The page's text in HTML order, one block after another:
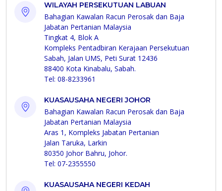
WILAYAH PERSEKUTUAN LABUAN
Bahagian Kawalan Racun Perosak dan Baja
Jabatan Pertanian Malaysia
Tingkat 4, Blok A
Kompleks Pentadbiran Kerajaan Persekutuan
Sabah, Jalan UMS, Peti Surat 12436
88400 Kota Kinabalu, Sabah.
Tel: 08-8233961
KUASAUSAHA NEGERI JOHOR
Bahagian Kawalan Racun Perosak dan Baja
Jabatan Pertanian Malaysia
Aras 1, Kompleks Jabatan Pertanian
Jalan Taruka, Larkin
80350 Johor Bahru, Johor.
Tel: 07-2355550
KUASAUSAHA NEGERI KEDAH